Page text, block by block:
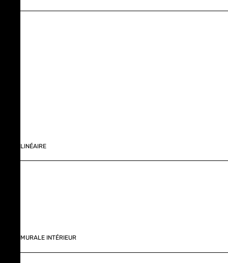
LINÉAIRE
MURALE INTÉRIEUR